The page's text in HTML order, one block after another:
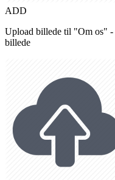
ADD
Upload billede til "Om os"
billede